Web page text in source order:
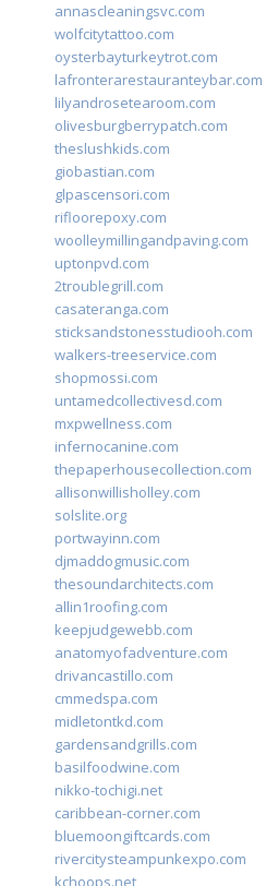
annascleaningsvc.com
wolfcitytattoo.com
oysterbayturkeytrot.com
lafronterarestauranteybar.com
lilyandrosetearoom.com
olivesburgberrypatch.com
theslushkids.com
giobastian.com
glpascensori.com
rifloorepoxy.com
woolleymillingandpaving.com
uptonpvd.com
2troublegrill.com
casateranga.com
sticksandstonesstudiooh.com
walkers-treeservice.com
shopmossi.com
untamedcollectivesd.com
mxpwellness.com
infernocanine.com
thepaperhousecollection.com
allisonwillisholley.com
solslite.org
portwayinn.com
djmaddogmusic.com
thesoundarchitects.com
allin1roofing.com
keepjudgewebb.com
anatomyofadventure.com
drivancastillo.com
cmmedspa.com
midletontkd.com
gardensandgrills.com
basilfoodwine.com
nikko-tochigi.net
caribbean-corner.com
bluemoongiftcards.com
rivercitysteampunkexpo.com
kchoops.net